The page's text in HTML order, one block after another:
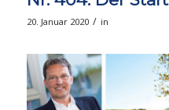
20. Januar 2020 / in